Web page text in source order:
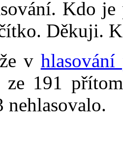
Kdo
Děkuji.
v
191
nehlasovalo.